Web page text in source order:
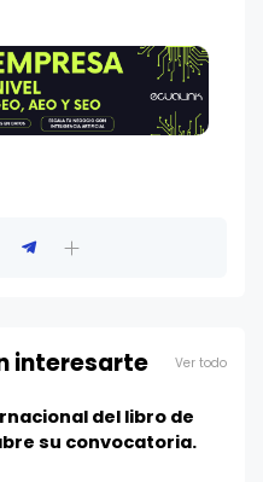
interesarte Ver todo
del libro de
su convocatoria.